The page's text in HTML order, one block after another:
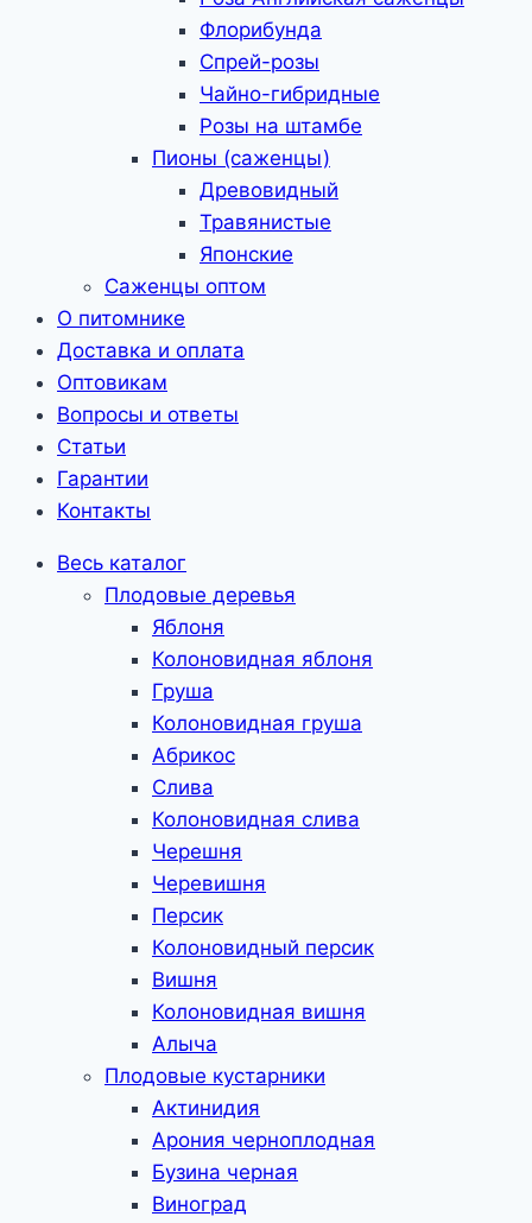
Флорибунда
Спрей-розы
Чайно-гибридные
Розы на штамбе
Пионы (саженцы)
Древовидный
Травянистые
Японские
Саженцы оптом
О питомнике
Доставка и оплата
Оптовикам
Вопросы и ответы
Статьи
Гарантии
Контакты
Весь каталог
Плодовые деревья
Яблоня
Колоновидная яблоня
Груша
Колоновидная груша
Абрикос
Слива
Колоновидная слива
Черешня
Черевишня
Персик
Колоновидный персик
Вишня
Колоновидная вишня
Алыча
Плодовые кустарники
Актинидия
Арония черноплодная
Бузина черная
Виноград